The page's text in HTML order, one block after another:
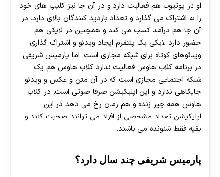
او در یوتیوب هم فعالیت دارد و در آن جا نیز کلیپ های خود
را به اشتراک می گذارد و تعداد بازدید کنندگان بالای دارد. در
آن جا هم درآمد کسب می کند و همچنین در لایکی هم
حضور دارد لایکی یک پلتفرم ایجاد ویدئو و اشتراک گذاری
ویدئوهای کوتاه برای شبکه مجازی است. اما پارمیس شریفی
در برنامه کلاب هاوس فعالیت ندارد کلاب هاوس هم یک
شبکه اجتماعی مجازی است که در آن متن و عکس و ویدئو
جایگاهی ندارد و این اپلیکیشن صرفا صوتی است. در کلاب
هاوس همه چیز زنده و هم زمان رخ می دهد در این
اپلیکیشن تعداد مشخصی از افراد می توانند صحبت کنند و
بقیه فقط شنونده می باشند.
پارمیس شریفی چند سال دارد؟